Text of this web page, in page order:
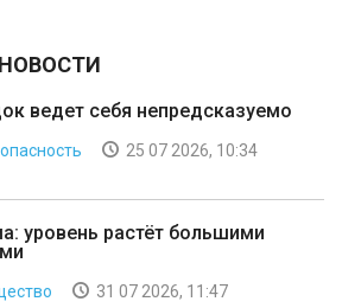
ведет себя непредсказуемо
25 07 2026, 10:34
уровень растёт большими
31 07 2026, 11:47